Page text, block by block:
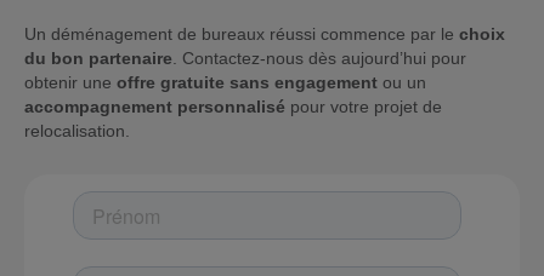
Un déménagement de bureaux réussi commence par le choix
du bon partenaire. Contactez-nous dès aujourd’hui pour
obtenir une offre gratuite sans engagement ou un
accompagnement personnalisé pour votre projet de
relocalisation.